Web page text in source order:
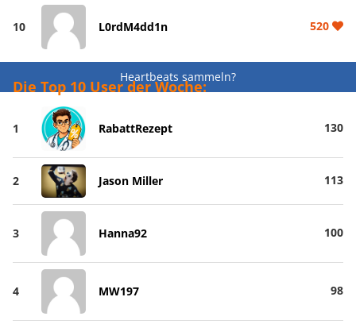
10 L0rdM4dd1n 520
Heartbeats sammeln?
Die Top 10 User der Woche:
1 RabattRezept 130
2 Jason Miller 113
3 Hanna92 100
4 MW197 98